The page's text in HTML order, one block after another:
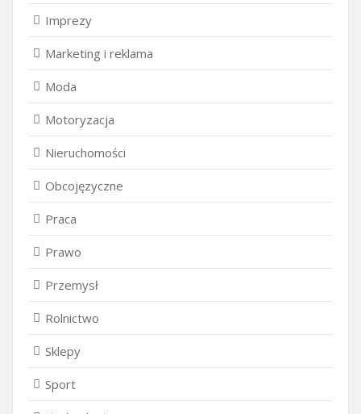
Imprezy
Marketing i reklama
Moda
Motoryzacja
Nieruchomości
Obcojęzyczne
Praca
Prawo
Przemysł
Rolnictwo
Sklepy
Sport